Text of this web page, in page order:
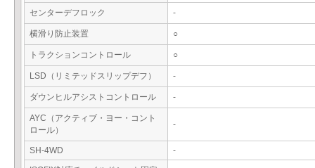
センターデフロック -
横滑り防止装置 ○
トラクションコントロール ○
LSD（リミテッドスリップデフ） -
ダウンヒルアシストコントロール -
AYC（アクティブ・ヨー・コント
ロール）
-
SH-4WD
-